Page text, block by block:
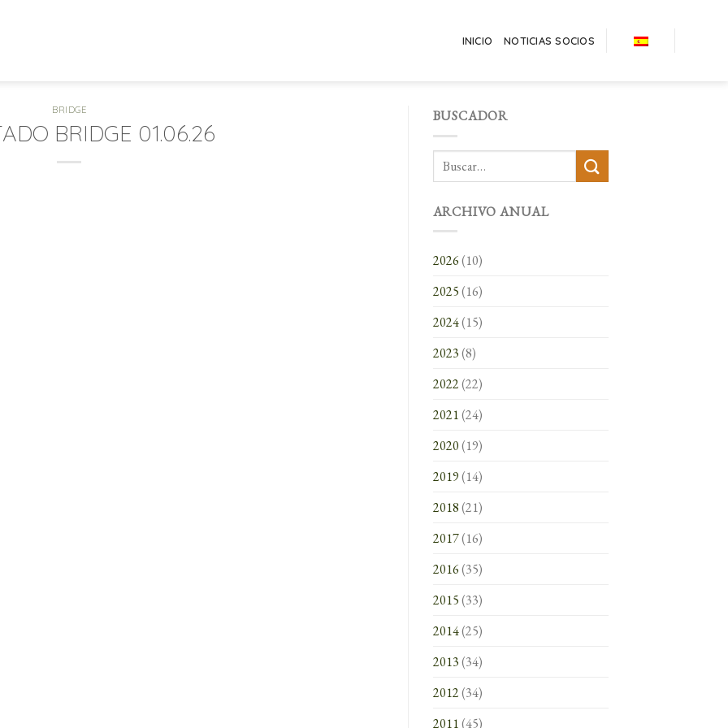
INICIO NOTICIAS SOCIOS
BRIDGE
BRIDGE 01.06.26
BUSCADOR
ARCHIVO ANUAL
2026(10)
2025(16)
2024(15)
2023(8)
2022(22)
2021(24)
2020(19)
2019(14)
2018(21)
2017(16)
2016(35)
2015(33)
2014(25)
2013(34)
2012(34)
2011(45)